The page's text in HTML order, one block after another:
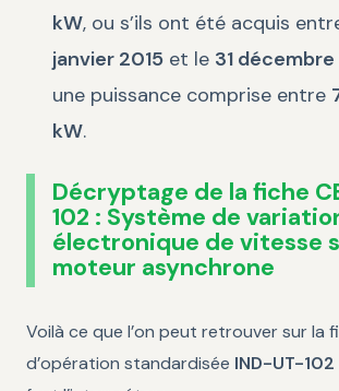
kW, ou s’ils ont été acquis
janvier 2015 et le 31 décembre
une puissance comprise entre
kW.
Décryptage de la fiche
102 : Système de
électronique de vitesse
moteur asynchrone
Voilà ce que l’on peut retrouver sur la
d’opération standardisée IND-UT-102